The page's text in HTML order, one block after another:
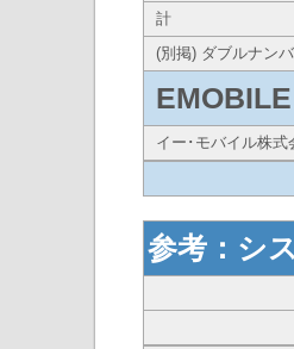
計
(別掲) ダブルナン
EMOBILE
イー･モバイル株式
参考：シ